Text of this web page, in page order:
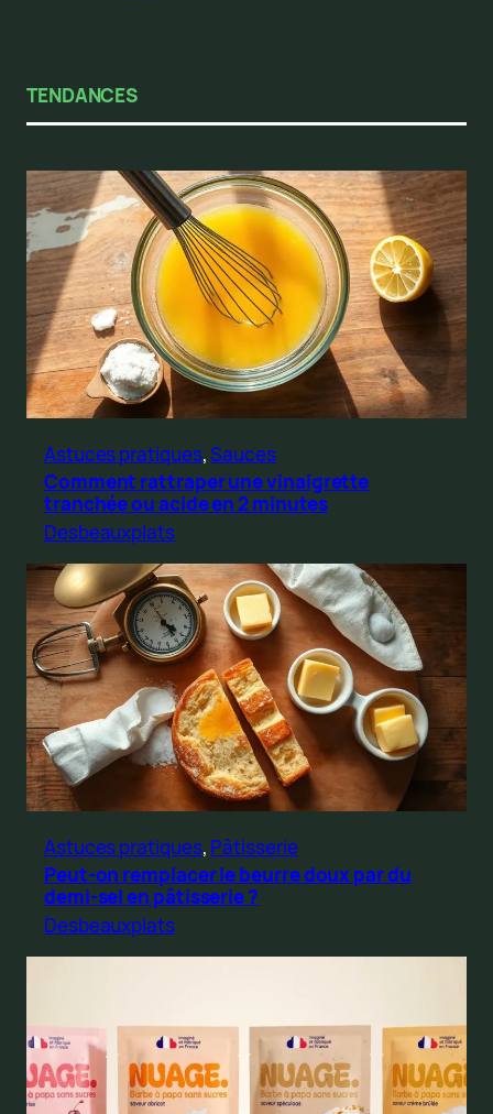
TENDANCES
Astuces pratiques, Sauces
Comment rattraper une vinaigrette
tranchée ou acide en 2 minutes
Desbeauxplats
Astuces pratiques, Pâtisserie
Peut-on remplacer le beurre doux par du
demi-sel en pâtisserie ?
Desbeauxplats